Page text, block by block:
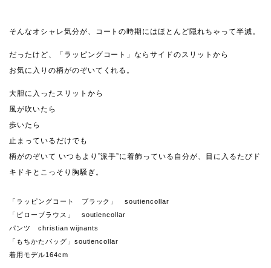
そんなオシャレ気分が、コートの時期にはほとんど隠れちゃって半減。
だったけど、「ラッピングコート」ならサイドのスリットから
お気に入りの柄がのぞいてくれる。
大胆に入ったスリットから
風が吹いたら
歩いたら
止まっているだけでも
柄がのぞいて いつもより”派手”に着飾っている自分が、目に入るたびド
キドキとこっそり胸騒ぎ。
「ラッピングコート ブラック」 soutiencollar
「ピローブラウス」 soutiencollar
パンツ christian wijnants
「もちかたバッグ」soutiencollar
着用モデル164cm